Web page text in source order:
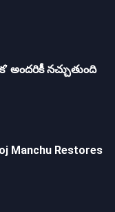
అందరికీ నచ్చుతుంది
Manchu Restores